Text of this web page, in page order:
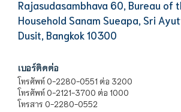
Rajasudasambhava 60, Bureau of
Household Sanam Sueapa, Sri
Dusit, Bangkok 10300
เบอร์ติดต่อ
โทรศัพท์ 0-2280-0551 ต่อ 3200
โทรศัพท์ 0-2121-3700 ต่อ 1000
โทรสาร 0-2280-0552